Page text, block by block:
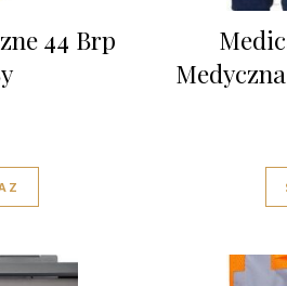
44 Brp